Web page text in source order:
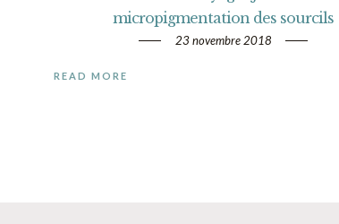
micropigmentation des sourcils
23 novembre 2018
READ MORE